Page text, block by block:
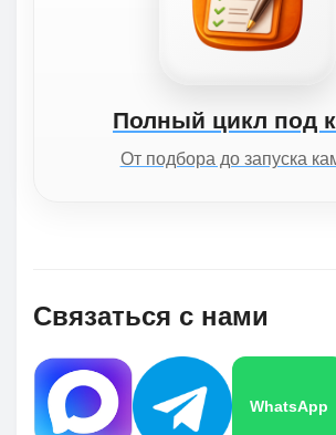
Полный цикл под
От подбора до запуска
Связаться с нами
WhatsApp